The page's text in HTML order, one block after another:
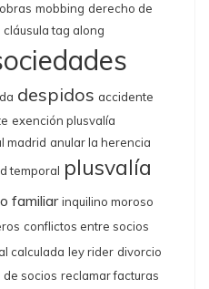
mobbing derecho de
cláusula tag along
despidos accidente
exención plusvalía
madrid anular la herencia
temporal plusvalía
familiar inquilino moroso
conflictos entre socios
calculada ley rider divorcio
socios reclamar facturas